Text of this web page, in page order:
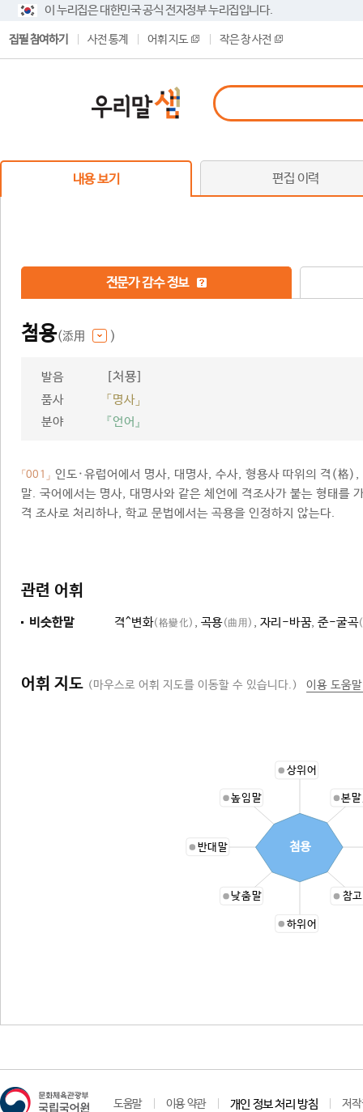
이 누리집은 대한민국 공식 전자정부 누리집입니다.
집필 참여하기 사전 통계 어휘 지도 작은 창 사전
내용 보기 편집 이력
전문가 감수 정보
첨용(添用 )
발음 [처묭]
품사
「명사」
분야
『언어』
「001」 인도·유럽어에서 명사, 대명사, 수사, 형용사 따위의 격(
말. 국어에서는 명사, 대명사와 같은 체언에 격조사가 붙는 형태를
격 조사로 처리하나, 학교 문법에서는 곡용을 인정하지 않는다.
관련 어휘
비슷한말 격^변화(格變化) , 곡용(曲用) , 자리-바꿈, 준-굴곡
어휘 지도 (마우스로 어휘 지도를 이동할 수 있습니다.) 이용 도움
상위어
본
참
하위어
낮춤말
반대말
높임말
첨용
도움말 이용 약관 개인 정보 처리 방침 저